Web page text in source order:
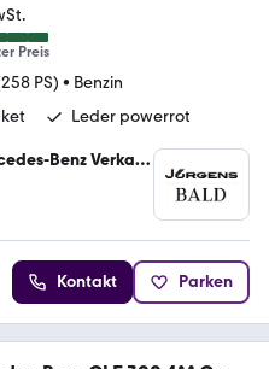
Preis
PS) • Benzin
Leder powerrot
Benz Verkauf
Kontakt Parken